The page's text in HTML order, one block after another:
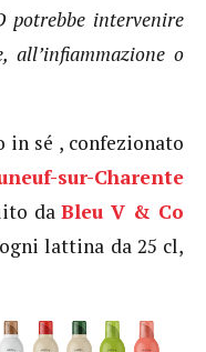
potrebbe intervenire
all’infiammazione o
in sé , confezionato
sur-Charente
daBleu V & Co
lattina da 25 cl,